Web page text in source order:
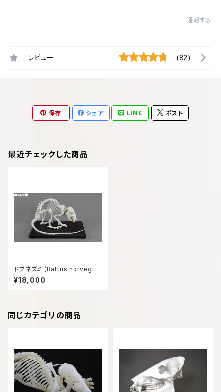
通報する
レビュー (82)
保存 シェア LINE ポスト
最近チェックした商品
ドブネズミ (Rattus norvegic
us) 2倍拡大全身骨格模型
¥18,000
同じカテゴリの商品